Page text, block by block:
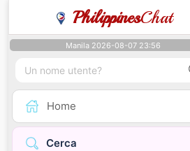
PhilippinesChat
Manila 2026-08-07 23:56
Home
Cerca